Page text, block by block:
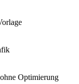
Optimierung